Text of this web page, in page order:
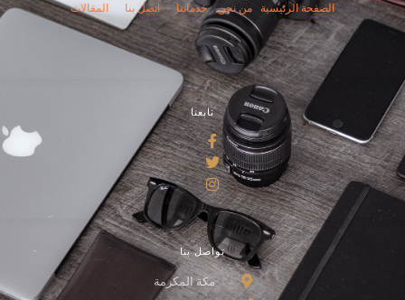
تواصل بنا
مكة المكرمة
تابعنا
الصفحة الرئيسية من نحن خدماتنا اتصل بنا المقالات